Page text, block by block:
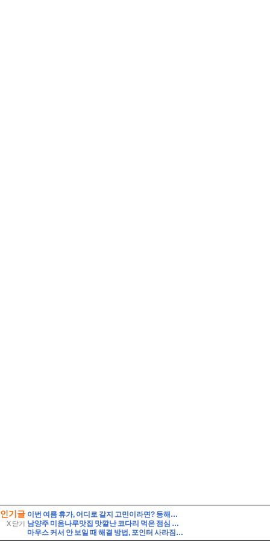
인기글
X 닫기
이번 여름 휴가, 어디로 갈지 고민이라면? 동해안 해수욕장 개폐장 일정 지금 바로 확인해 보세요!
남양주 미음나루맛집 맛깔난 코다리 먹은 점심 모임장소
마우스 커서 안 보일 때 해결 방법, 포인터 사라짐 빠르게 복구하기!